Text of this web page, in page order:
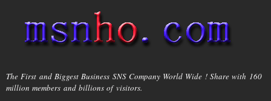
main
content
msnho.com
The First and Biggest Business SNS Company World Wide ! Share with 160
million members and billions of visitors.